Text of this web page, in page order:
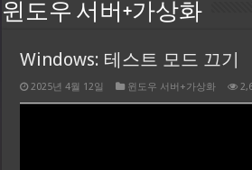
윈도우 서버+가상화
Windows: 테스트 모드 끄기
2025년 4월 12일 윈도우 서버+가상화